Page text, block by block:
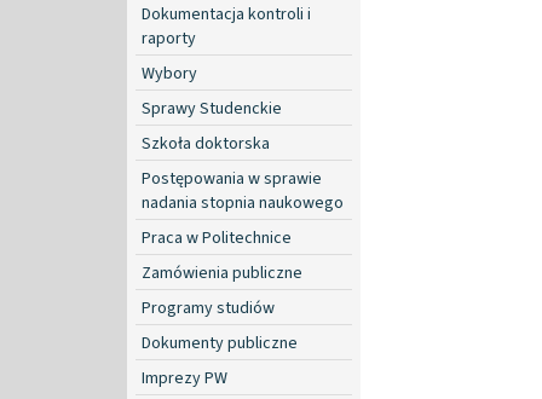
Dokumentacja kontroli i
raporty
Wybory
Sprawy Studenckie
Szkoła doktorska
Postępowania w sprawie
nadania stopnia naukowego
Praca w Politechnice
Zamówienia publiczne
Programy studiów
Dokumenty publiczne
Imprezy PW